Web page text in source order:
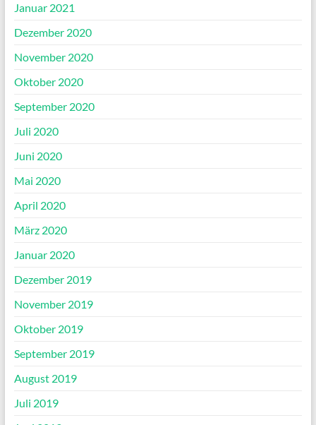
Januar 2021
Dezember 2020
November 2020
Oktober 2020
September 2020
Juli 2020
Juni 2020
Mai 2020
April 2020
März 2020
Januar 2020
Dezember 2019
November 2019
Oktober 2019
September 2019
August 2019
Juli 2019